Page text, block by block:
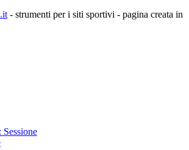
- strumenti per i siti sportivi - pagina creata in
Sessione